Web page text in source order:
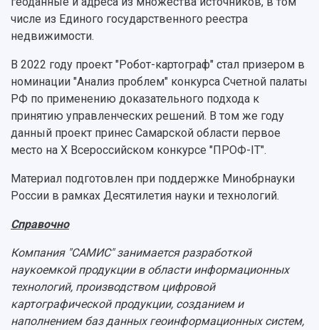
числе из Единого государственного реестра
недвижимости.
В 2022 году проект "Робот-картограф" стал призером в
номинации "Анализ проблем" конкурса Счетной палаты
РФ по применению доказательного подхода к
принятию управленческих решений. В том же году
данный проект принес Самарской области первое
место на Х Всероссийском конкурсе "ПРОФ-IТ".
Материал подготовлен при поддержке Минобрнауки
России в рамках Десятилетия науки и технологий.
Справочно
Компания "САМИС" занимается разработкой
наукоемкой продукции в области информационных
технологий, производством цифровой
картографической продукции, созданием и
наполнением баз данных геоинформационных систем,